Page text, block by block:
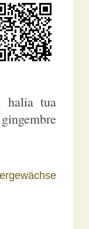
halia tua